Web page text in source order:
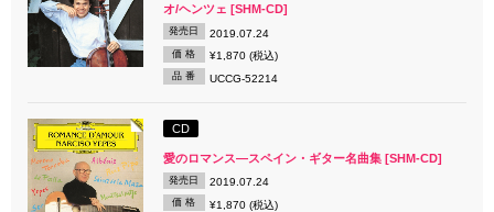
オ/ヘンツェ [SHM-CD]
発売日 2019.07.24
価 格 ¥1,870 (税込)
品 番 UCCG-52214
CD
愛のロマンス―スペイン・ギター名曲集 [SHM-CD]
発売日 2019.07.24
価 格 ¥1,870 (税込)